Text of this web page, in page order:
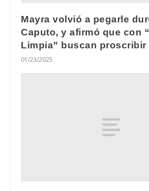
Mayra volvió a pegarle
Caputo, y afirmó que con
Limpia” buscan proscribir
01/23/2025